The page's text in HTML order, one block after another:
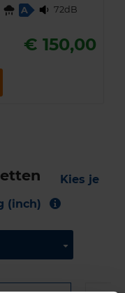
A 72dB
€ 150,00
Kies je
(inch)